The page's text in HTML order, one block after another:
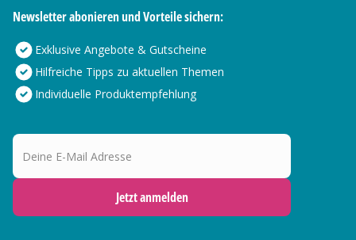
Newsletter abonieren und Vorteile sichern:
Exklusive Angebote & Gutscheine
Hilfreiche Tipps zu aktuellen Themen
Individuelle Produktempfehlung
Deine E-Mail Adresse
Jetzt anmelden